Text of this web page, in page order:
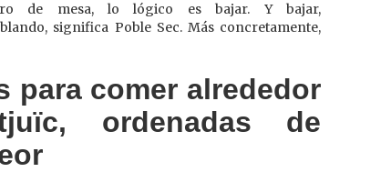
de mesa, lo lógico es bajar. Y bajar,
significa Poble Sec. Más concretamente,
para comer alrededor
ordenadas de